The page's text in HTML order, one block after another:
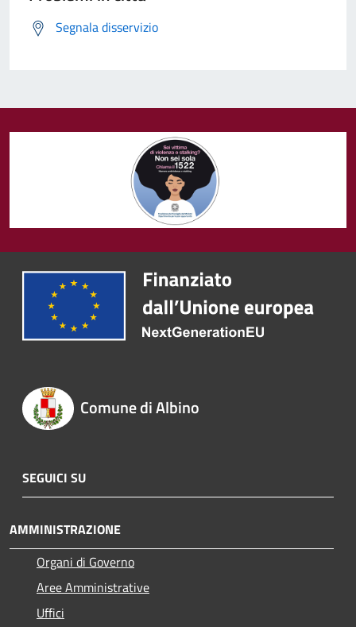
Segnala disservizio
Comune di Albino
SEGUICI SU
AMMINISTRAZIONE
Organi di Governo
Aree Amministrative
Uffici